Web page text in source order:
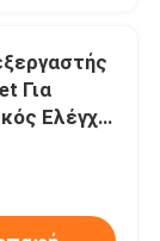
Για
Ελέγχος